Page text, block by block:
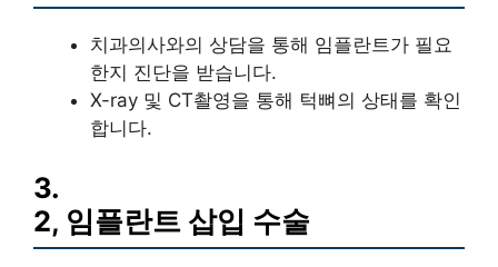
치과의사와의 상담을 통해 임플란트가 필요
한지 진단을 받습니다.
X-ray 및 CT촬영을 통해 턱뼈의 상태를 확인
합니다.
3.
2, 임플란트 삽입 수술